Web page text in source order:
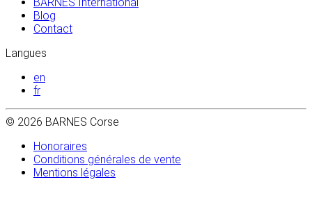
Blog
Contact
Langues
en
fr
© 2026 BARNES Corse
Honoraires
Conditions générales de vente
Mentions légales